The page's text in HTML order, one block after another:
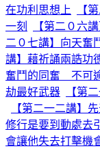
在功利思想上
【
一刻
【第二０六
二０七講】向天
講】藉祈誦兩誥
奮鬥的同奮 不可
劫最好武器
【第
【第二一二講】
修行是要到動處去
會讓他失去打擊機